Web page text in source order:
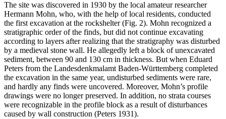
The site was discovered in 1930 by the local amateur researcher
Hermann Mohn, who, with the help of local residents, conducted
the first excavation at the rockshelter (Fig. 2). Mohn recognized a
stratigraphic order of the finds, but did not continue excavating
according to layers after realizing that the stratigraphy was disturbed
by a medieval stone wall. He allegedly left a block of unexcavated
sediment, between 90 and 130 cm in thickness. But when Eduard
Peters from the Landesdenkmalamt Baden-Württemberg completed
the excavation in the same year, undisturbed sediments were rare,
and hardly any finds were uncovered. Moreover, Mohn’s profile
drawings were no longer preserved. In addition, no strata courses
were recognizable in the profile block as a result of disturbances
caused by wall construction (Peters 1931).